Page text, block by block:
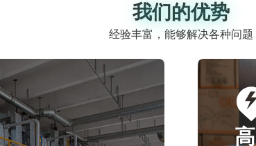
我们的优势
我们的优势
经验丰富，能够解决各种问题